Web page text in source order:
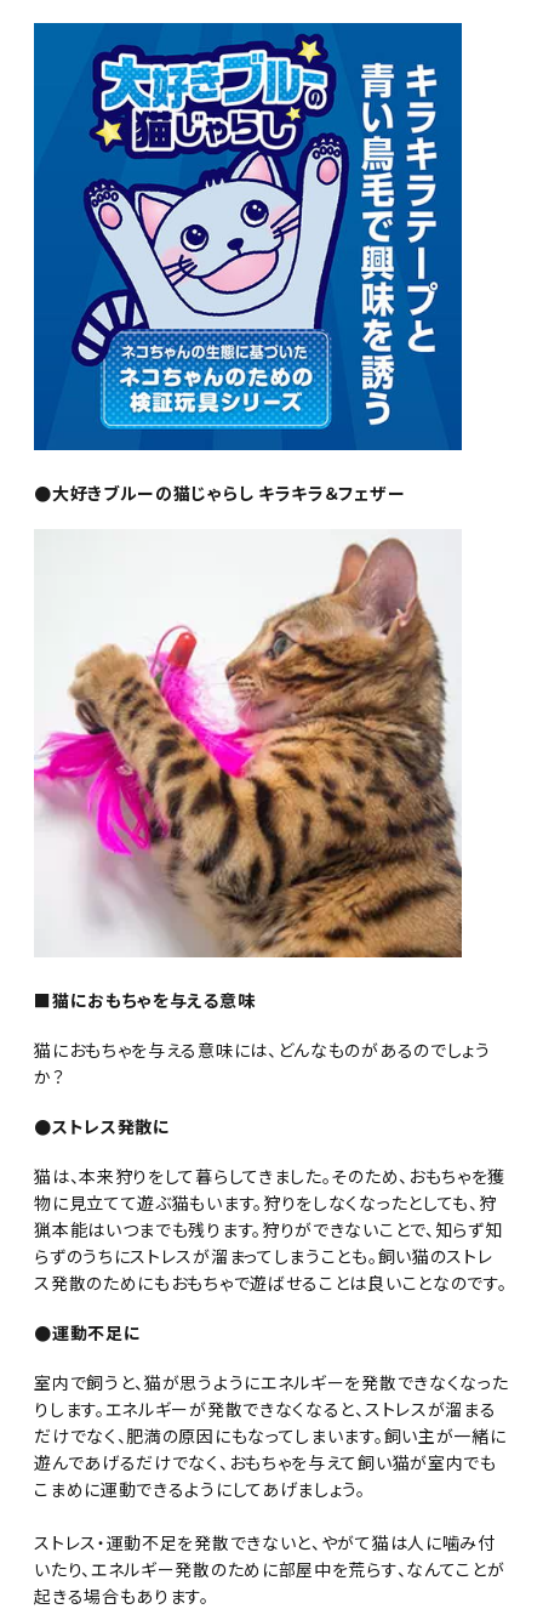
●大好きブルーの猫じゃらし キラキラ＆フェザー
■猫におもちゃを与える意味
猫におもちゃを与える意味には、どんなものがあるのでしょう
か？
●ストレス発散に
猫は、本来狩りをして暮らしてきました。そのため、おもちゃを獲
物に見立てて遊ぶ猫もいます。狩りをしなくなったとしても、狩
猟本能はいつまでも残ります。狩りができないことで、知らず知
らずのうちにストレスが溜まってしまうことも。飼い猫のストレ
ス発散のためにもおもちゃで遊ばせることは良いことなのです。
●運動不足に
室内で飼うと、猫が思うようにエネルギーを発散できなくなった
りします。エネルギーが発散できなくなると、ストレスが溜まる
だけでなく、肥満の原因にもなってしまいます。飼い主が一緒に
遊んであげるだけでなく、おもちゃを与えて飼い猫が室内でも
こまめに運動できるようにしてあげましょう。
ストレス・運動不足を発散できないと、やがて猫は人に噛み付
いたり、エネルギー発散のために部屋中を荒らす、なんてことが
起きる場合もあります。